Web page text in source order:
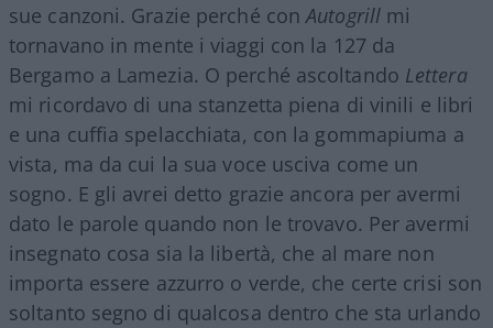
sue canzoni. Grazie perché conAutogrill mi
tornavano in mente i viaggi con la 127 da
Bergamo a Lamezia. O perché ascoltando Lettera
mi ricordavo di una stanzetta piena di vinili e libri
e una cuffia spelacchiata, con la gommapiuma a
vista, ma da cui la sua voce usciva come un
sogno. E gli avrei detto grazie ancora per avermi
dato le parole quando non le trovavo. Per avermi
insegnato cosa sia la libertà, che al mare non
importa essere azzurro o verde, che certe crisi son
soltanto segno di qualcosa dentro che sta urlando